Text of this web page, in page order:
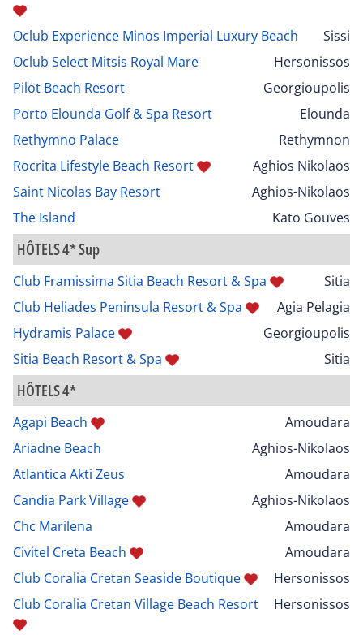
Oclub Experience Minos Imperial Luxury Beach
Sissi
Oclub Select Mitsis Royal Mare
Hersonissos
Pilot Beach Resort
Georgioupolis
Porto Elounda Golf & Spa Resort
Elounda
Rethymno Palace
Rethymnon
Rocrita Lifestyle Beach Resort
Aghios Nikolaos
Saint Nicolas Bay Resort
Aghios-Nikolaos
The Island
Kato Gouves
HÔTELS 4* Sup
Club Framissima Sitia Beach Resort & Spa
Sitia
Club Heliades Peninsula Resort & Spa
Agia Pelagia
Hydramis Palace
Georgioupolis
Sitia Beach Resort & Spa
Sitia
HÔTELS 4*
Agapi Beach
Amoudara
Ariadne Beach
Aghios-Nikolaos
Atlantica Akti Zeus
Amoudara
Candia Park Village
Aghios-Nikolaos
Chc Marilena
Amoudara
Civitel Creta Beach
Amoudara
Club Coralia Cretan Seaside Boutique
Hersonissos
Club Coralia Cretan Village Beach Resort
Hersonissos